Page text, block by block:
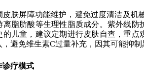
皮肤屏障功能维护，避免过度清洁及
离脂肪酸等生理性脂质成分。紫外线
的儿童，建议定期进行皮肤自查，重
避免维生素C过量补充，因其可能抑制
诊疗模式